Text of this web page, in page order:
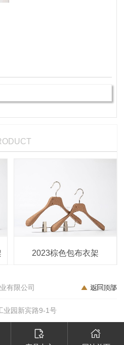
2023棕色包布衣架
有限公司
业园新宾路9-1号